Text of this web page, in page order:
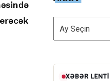
ARXİV
XƏBƏR LENTI